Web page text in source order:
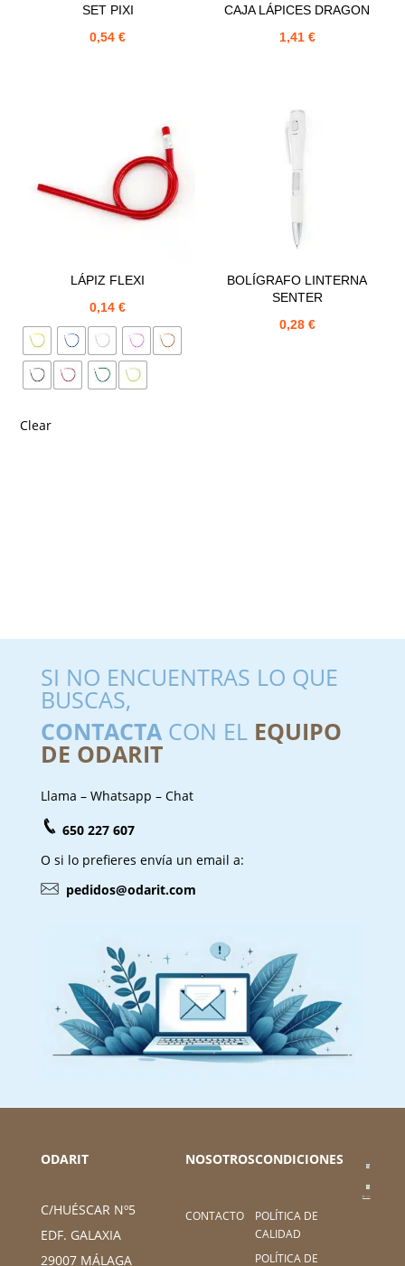
SET PIXI
0,54€
CAJA LÁPICES DRAGON
1,41 €
LÁPIZ FLEXI
0,14€
Clear
BOLÍGRAFO LINTERNA
SENTER
0,28 €
SI NO ENCUENTRAS LO QUE
BUSCAS,
CONTACTACON EL EQUIPO
DE ODARIT
Llama – Whatsapp – Chat
650 227 607
O si lo prefieres envía un email a:
pedidos@odarit.com
ODARIT
C/HUÉSCAR Nº5
EDF. GALAXIA
29007 MÁLAGA
NOSOTROS
CONTACTO
CONDICIONES
POLÍTICA DE
CALIDAD
POLÍTICA DE